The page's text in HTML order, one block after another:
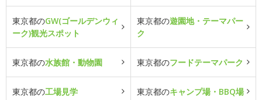
東京都のGW(ゴールデンウィ
ーク)観光スポット
東京都の遊園地・テーマパー
ク
東京都の水族館・動物園 東京都のフードテーマパーク
東京都の工場見学 東京都のキャンプ場・BBQ場